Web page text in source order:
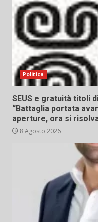
Politica
SEUS e gratuità titoli
“Battaglia portata
aperture, ora si
8 Agosto 2026